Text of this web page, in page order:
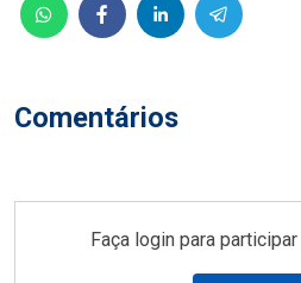
Comentários
Faça login para